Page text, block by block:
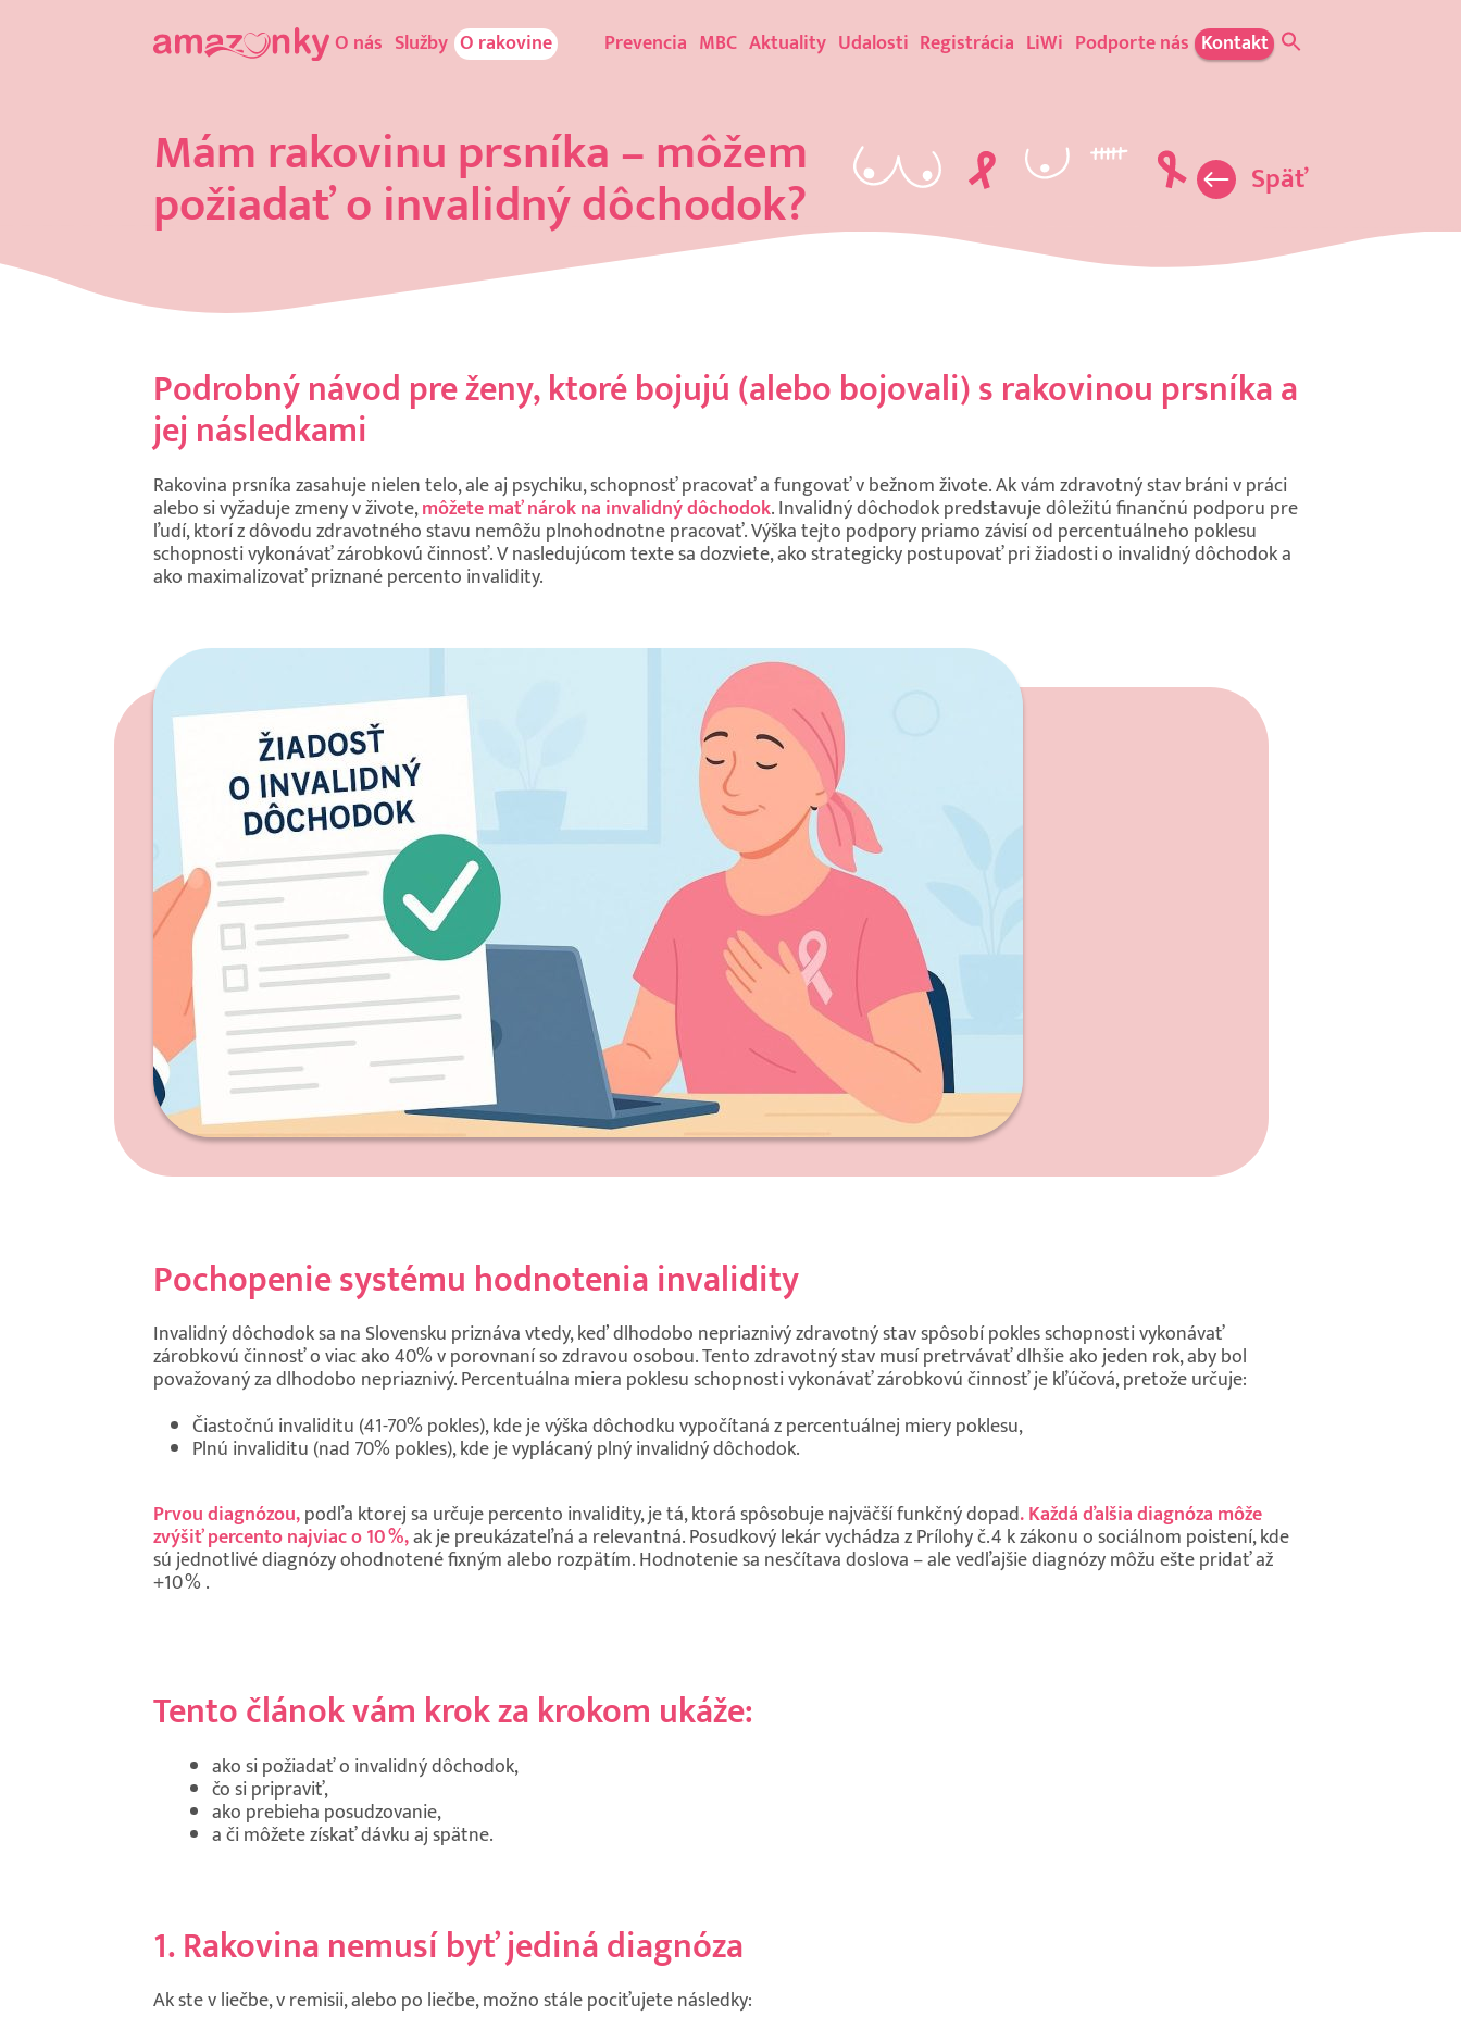
O nás Služby O rakovine Prevencia MBC Aktuality Udalosti Registrácia LiWi Podporte nás Kontakt
Mám rakovinu prsníka – môžem
požiadať o invalidný dôchodok? Späť
Podrobný návod pre ženy, ktoré bojujú (alebo bojovali) s rakovinou prsníka a
jej následkami
Rakovina prsníka zasahuje nielen telo, ale aj psychiku, schopnosť pracovať a fungovať v bežnom živote. Ak vám zdravotný stav bráni v práci
alebo si vyžaduje zmeny v živote,môžete mať nárok na invalidný dôchodok. Invalidný dôchodok predstavuje dôležitú finančnú podporu pre
ľudí, ktorí z dôvodu zdravotného stavu nemôžu plnohodnotne pracovať. Výška tejto podpory priamo závisí od percentuálneho poklesu
schopnosti vykonávať zárobkovú činnosť. V nasledujúcom texte sa dozviete, ako strategicky postupovať pri žiadosti o invalidný dôchodok a
ako maximalizovať priznané percento invalidity.
Pochopenie systému hodnotenia invalidity
Invalidný dôchodok sa na Slovensku priznáva vtedy, keď dlhodobo nepriaznivý zdravotný stav spôsobí pokles schopnosti vykonávať
zárobkovú činnosť o viac ako 40% v porovnaní so zdravou osobou. Tento zdravotný stav musí pretrvávať dlhšie ako jeden rok, aby bol
považovaný za dlhodobo nepriaznivý. Percentuálna miera poklesu schopnosti vykonávať zárobkovú činnosť je kľúčová, pretože určuje:
Čiastočnú invaliditu (41-70% pokles), kde je výška dôchodku vypočítaná z percentuálnej miery poklesu,
Plnú invaliditu (nad 70% pokles), kde je vyplácaný plný invalidný dôchodok.
Prvou diagnózou,podľa ktorej sa určuje percento invalidity, je tá, ktorá spôsobuje najväčší funkčný dopad. Každá ďalšia diagnóza môže
zvýšiť percento najviac o 10 %,ak je preukázateľná a relevantná. Posudkový lekár vychádza z Prílohy č. 4 k zákonu o sociálnom poistení, kde
sú jednotlivé diagnózy ohodnotené fixným alebo rozpätím. Hodnotenie sa nesčítava doslova – ale vedľajšie diagnózy môžu ešte pridať až
+10 % .
Tento článok vám krok za krokom ukáže:
ako si požiadať o invalidný dôchodok,
čo si pripraviť,
ako prebieha posudzovanie,
a či môžete získať dávku aj spätne.
1. Rakovina nemusí byť jediná diagnóza
Ak ste v liečbe, v remisii, alebo po liečbe, možno stále pociťujete následky: